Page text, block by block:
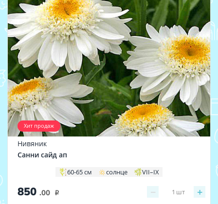
Хит продаж
Нивяник
Санни сайд ап
60-65 см солнце VII–IX
850 .00 i − +
1 шт